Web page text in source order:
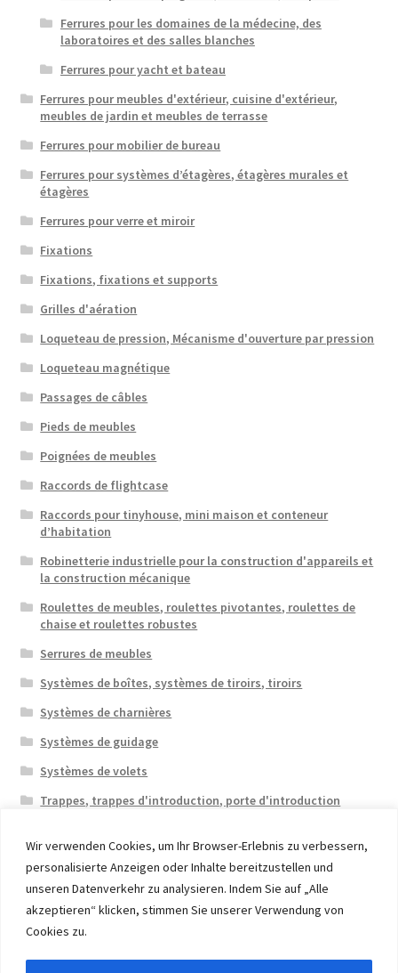
Wir verwenden Cookies, um Ihr Browser-Erlebnis zu verbessern,
personalisierte Anzeigen oder Inhalte bereitzustellen und
unseren Datenverkehr zu analysieren. Indem Sie auf „Alle
akzeptieren“ klicken, stimmen Sie unserer Verwendung von
Cookies zu.
Ferrures pour les domaines de la médecine, des
laboratoires et des salles blanches
Ferrures pour yacht et bateau
Ferrures pour meubles d'extérieur, cuisine d'extérieur,
meubles de jardin et meubles de terrasse
Ferrures pour mobilier de bureau
Ferrures pour systèmes d’étagères, étagères murales et
étagères
Ferrures pour verre et miroir
Fixations
Fixations, fixations et supports
Grilles d'aération
Loqueteau de pression, Mécanisme d'ouverture par pression
Loqueteau magnétique
Passages de câbles
Pieds de meubles
Poignées de meubles
Raccords de flightcase
Raccords pour tinyhouse, mini maison et conteneur
d’habitation
Robinetterie industrielle pour la construction d'appareils et
la construction mécanique
Roulettes de meubles, roulettes pivotantes, roulettes de
chaise et roulettes robustes
Serrures de meubles
Systèmes de boîtes, systèmes de tiroirs, tiroirs
Systèmes de charnières
Systèmes de guidage
Systèmes de volets
Trappes, trappes d'introduction, porte d'introduction
© 2026 Eruon Trade UG, Germany, member of the ERUON